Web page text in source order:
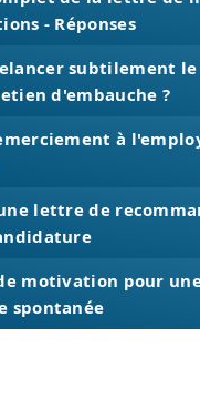
- Réponses
subtilement
d'embauche ?
à
lettre de
motivation pour
spontanée